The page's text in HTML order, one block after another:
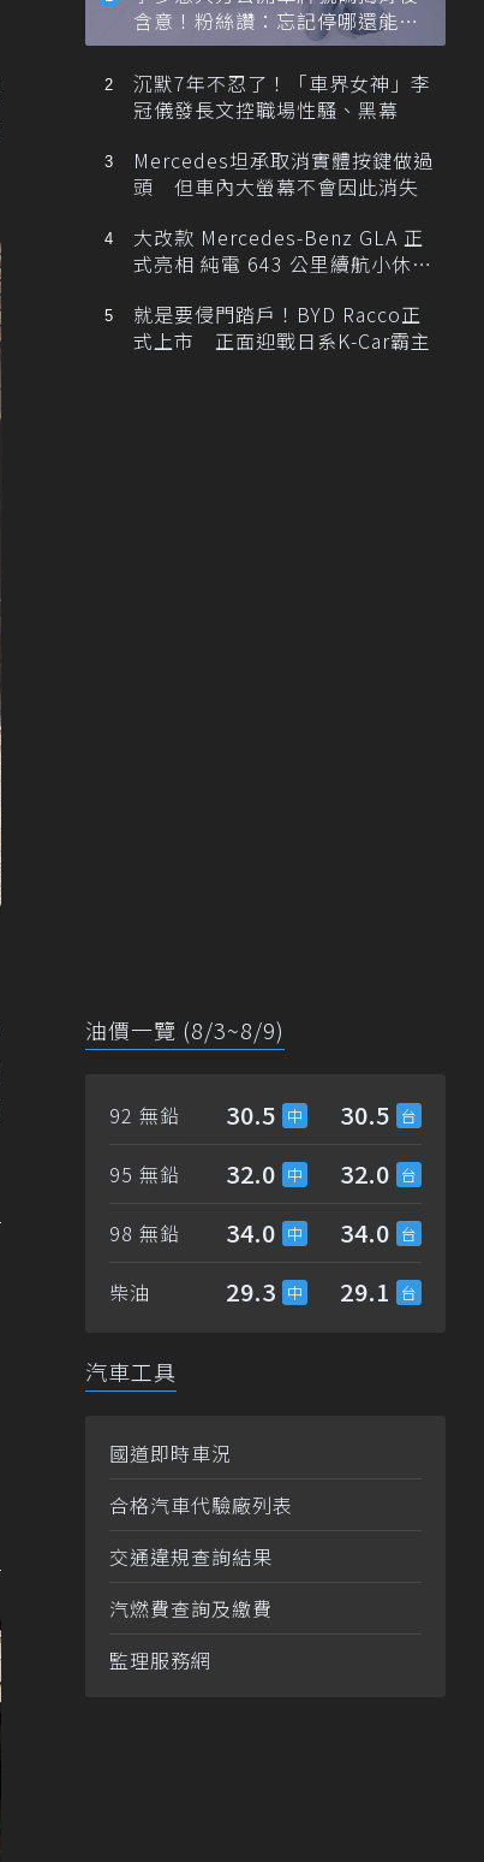
含意！粉絲讚：忘記停哪還能幫
忙找車
沉默7年不忍了！「車界女神」李
冠儀發長文控職場性騷、黑幕
Mercedes坦承取消實體按鍵做過
頭 但車內大螢幕不會因此消失
大改款 Mercedes-Benz GLA 正
式亮相 純電 643 公里續航小休
就是要侵門踏戶！BYD Racco正
式上市 正面迎戰日系K-Car霸主
油價一覽 (8/3~8/9)
92 無鉛 30.5 30.5
95 無鉛 32.0 32.0
98 無鉛 34.0 34.0
柴油 29.3 29.1
汽車工具
國道即時車況
合格汽車代驗廠列表
交通違規查詢結果
汽燃費查詢及繳費
監理服務網